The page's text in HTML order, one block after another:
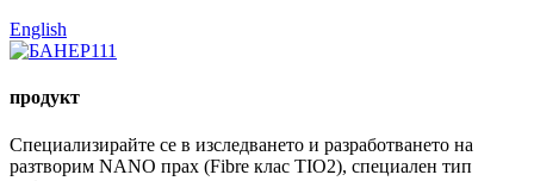
English
продукт
Специализирайте се в изследването и разработването на
разтворим NANO прах (Fibre клас TIO2), специален тип